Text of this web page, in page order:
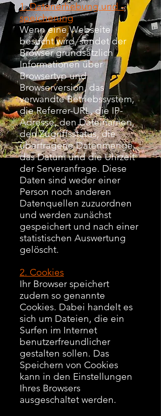
1. Datenerhebung und -
speicherung
Wenn eine Webseite
besucht wird, sendet der
Browser grundsätzlich
Informationen über
Browsertyp und
Browserversion, das
verwandte Betriebssystem,
die Referrer-URL, die IP-
Adresse, den Dateinamen,
den Zugriffsstatus, die
übertragene Datenmenge,
das Datum und die Uhrzeit
der Serveranfrage. Diese
Daten sind weder einer
Person noch anderen
Datenquellen zuzuordnen
und werden zunächst
gespeichert und nach einer
statistischen Auswertung
gelöscht.
2. Cookies
Ihr Browser speichert
zudem so genannte
Cookies. Dabei handelt es
sich um Dateien, die ein
Surfen im Internet
benutzerfreundlicher
gestalten sollen. Das
Speichern von Cookies
kann in den Einstellungen
Ihres Browsers
ausgeschaltet werden.